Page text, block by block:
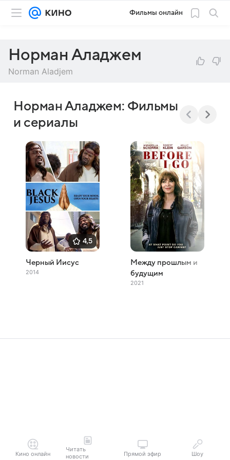
Фильмы онлайн
Норман Аладжем
Norman Aladjem
Норман Аладжем: Фильмы
и сериалы
4,5
Черный Иисус
2014
Между прошлым и
будущим
2021
Кино онлайн
Читать
новости
Прямой эфир Шоу